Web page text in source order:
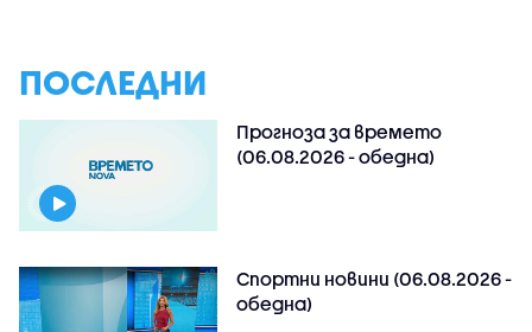
ПОСЛЕДНИ
Прогноза за времето
(06.08.2026 - обедна)
Спортни новини (06.08.2026 -
обедна)